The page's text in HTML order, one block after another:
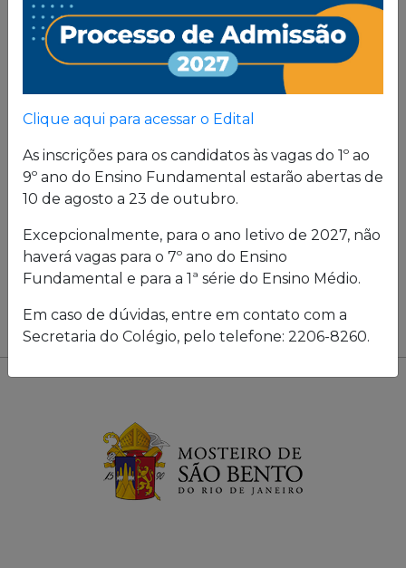
Clique aqui para acessar o Edital
As inscrições para os candidatos às vagas do 1º ao
9º ano do Ensino Fundamental estarão abertas de
10 de agosto a 23 de outubro.
Excepcionalmente, para o ano letivo de 2027, não
haverá vagas para o 7º ano do Ensino
Fundamental e para a 1ª série do Ensino Médio.
Em caso de dúvidas, entre em contato com a
Secretaria do Colégio, pelo telefone: 2206-8260.